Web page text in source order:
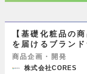
【基礎化粧品の
を届けるブランド
商品企画・開発
株式会社CORES